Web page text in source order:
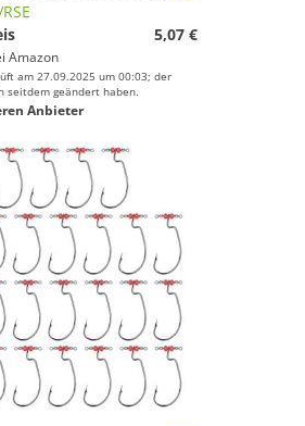
5,07 €
Amazon
am 27.09.2025 um 00:03; der
seitdem geändert haben.
Anbieter